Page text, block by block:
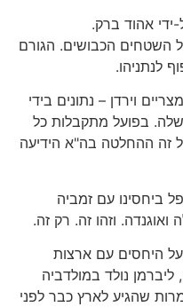
ידי אהוד ברק.
השטחים הכבושים. הגורם
לנתניהו.
וירדן – נתונים בידי
בפועל מתקבלות כל
זה ההחלטה בה"א הידיעה
ביחסינו עם זמביה
ואוגנדה. וזהו זה. רק זה.
היחסים עם ארצות
נולד במולדביה
שהגיע לארץ כבר לפני